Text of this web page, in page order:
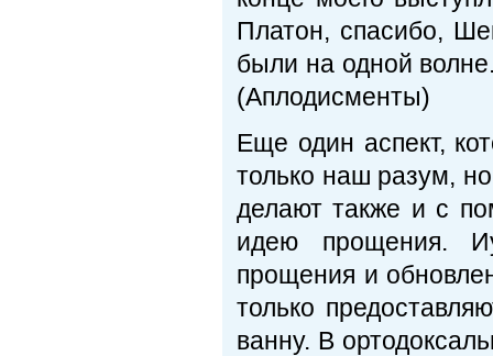
Платон, спасибо,
были на одной
(Аплодисменты)
Еще один аспект,
только наш разум,
делают также и с
идею прощения.
прощения и
только
ванну. В